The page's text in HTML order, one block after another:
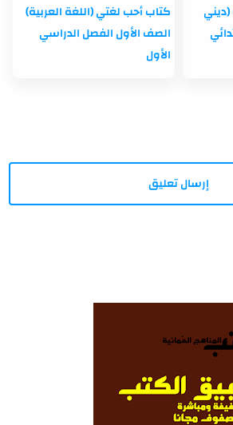
(ديني
كتاب أحب لغتي (اللغة العربية)
الصف الأول الفصل الدراسي
الأول
إرسال تعليق